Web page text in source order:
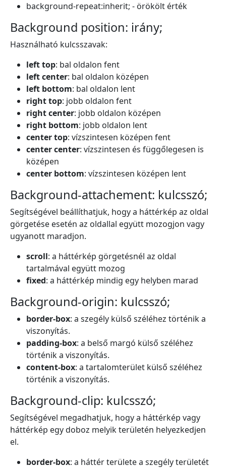
background-repeat:inherit; - örökölt érték
Background position: irány;
Használható kulcsszavak:
left top: bal oldalon fent
left center: bal oldalon középen
left bottom: bal oldalon lent
right top: jobb oldalon fent
right center: jobb oldalon középen
right bottom: jobb oldalon lent
center top: vízszintesen középen fent
center center: vízszintesen és függőlegesen is
középen
center bottom: vízszintesen középen lent
Background-attachement: kulcsszó;
Segítségével beállíthatjuk, hogy a háttérkép az oldal
görgetése esetén az oldallal együtt mozogjon vagy
ugyanott maradjon.
scroll: a háttérkép görgetésnél az oldal
tartalmával együtt mozog
fixed: a háttérkép mindig egy helyben marad
Background-origin: kulcsszó;
border-box: a szegély külső széléhez történik a
viszonyítás.
padding-box: a belső margó külső széléhez
történik a viszonyítás.
content-box: a tartalomterület külső széléhez
történik a viszonyítás.
Background-clip: kulcsszó;
Segítségével megadhatjuk, hogy a háttérkép vagy
háttérkép egy doboz melyik területén helyezkedjen
el.
border-box: a háttér területe a szegély területét